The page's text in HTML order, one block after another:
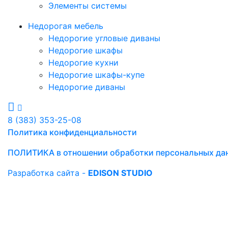
Элементы системы
Недорогая мебель
Недорогие угловые диваны
Недорогие шкафы
Недорогие кухни
Недорогие шкафы-купе
Недорогие диваны
8 (383) 353-25-08
Политика конфиденциальности
ПОЛИТИКА в отношении обработки персональных
Разработка сайта - EDISON STUDIO